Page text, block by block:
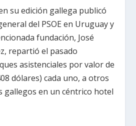
su edición gallega publicó
del PSOE en Uruguay y
fundación, José
repartió el pasado
asistenciales por valor de
dólares) cada uno, a otros
gallegos en un céntrico hotel